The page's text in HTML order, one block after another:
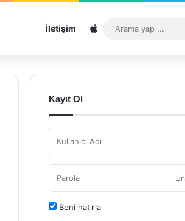
İletişim Sitemap
Kayıt Ol
Beni hatırla